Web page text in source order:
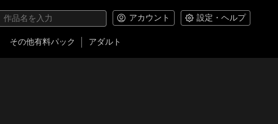
アカウント 設定・ヘルプ
その他有料パック アダルト